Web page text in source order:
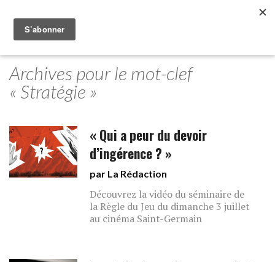
Archives pour le mot-clef
« Stratégie »
« Qui a peur du devoir
d’ingérence ? »
par La Rédaction
Découvrez la vidéo du séminaire de
la Règle du Jeu du dimanche 3 juillet
au cinéma Saint-Germain